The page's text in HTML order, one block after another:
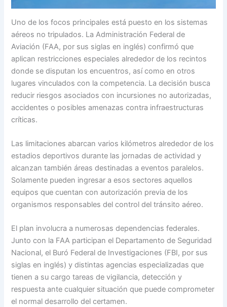
Uno de los focos principales está puesto en los sistemas
aéreos no tripulados. La Administración Federal de
Aviación (FAA, por sus siglas en inglés) confirmó que
aplican restricciones especiales alrededor de los recintos
donde se disputan los encuentros, así como en otros
lugares vinculados con la competencia. La decisión busca
reducir riesgos asociados con incursiones no autorizadas,
accidentes o posibles amenazas contra infraestructuras
críticas.
Las limitaciones abarcan varios kilómetros alrededor de los
estadios deportivos durante las jornadas de actividad y
alcanzan también áreas destinadas a eventos paralelos.
Solamente pueden ingresar a esos sectores aquellos
equipos que cuentan con autorización previa de los
organismos responsables del control del tránsito aéreo.
El plan involucra a numerosas dependencias federales.
Junto con la FAA participan el Departamento de Seguridad
Nacional, el Buró Federal de Investigaciones (FBI, por sus
siglas en inglés) y distintas agencias especializadas que
tienen a su cargo tareas de vigilancia, detección y
respuesta ante cualquier situación que puede comprometer
el normal desarrollo del certamen.